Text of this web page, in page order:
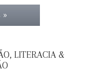
LITERACIA &